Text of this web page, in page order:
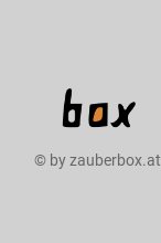
© by zauberbox.at